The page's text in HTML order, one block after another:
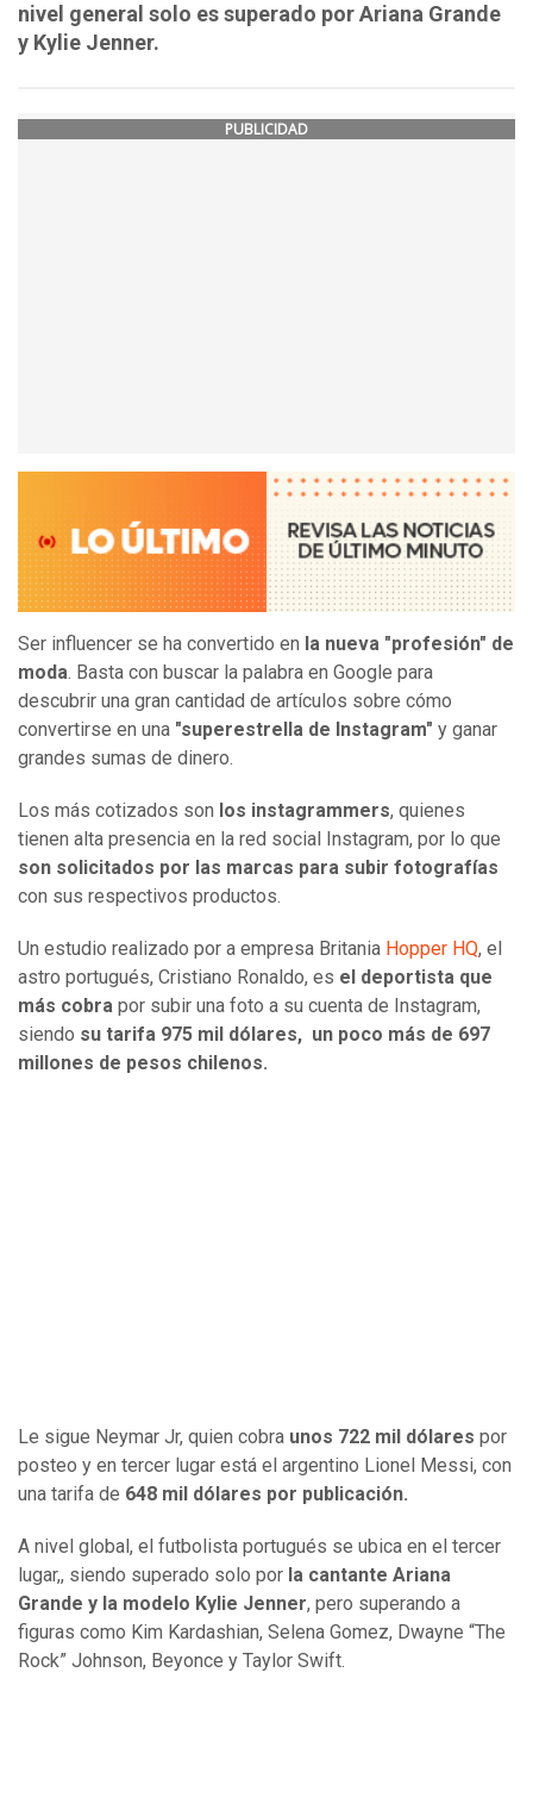
nivel general solo es superado por Ariana Grande
y Kylie Jenner.
PUBLICIDAD
Ser influencer se ha convertido en la nueva "profesión" de
moda. Basta con buscar la palabra en Google para
descubrir una gran cantidad de artículos sobre cómo
convertirse en una "superestrella de Instagram" y ganar
grandes sumas de dinero.
Los más cotizados son los instagrammers, quienes
tienen alta presencia en la red social Instagram, por lo que
son solicitados por las marcas para subir fotografías
con sus respectivos productos.
Un estudio realizado por a empresa Britania Hopper HQ, el
astro portugués, Cristiano Ronaldo, es el deportista que
más cobra por subir una foto a su cuenta de Instagram,
siendo su tarifa 975 mil dólares, un poco más de 697
millones de pesos chilenos.
Le sigue Neymar Jr, quien cobra unos 722 mil dólares por
posteo y en tercer lugar está el argentino Lionel Messi, con
una tarifa de 648 mil dólares por publicación.
A nivel global, el futbolista portugués se ubica en el tercer
lugar,, siendo superado solo por la cantante Ariana
Grande y la modelo Kylie Jenner, pero superando a
figuras como Kim Kardashian, Selena Gomez, Dwayne “The
Rock” Johnson, Beyonce y Taylor Swift.